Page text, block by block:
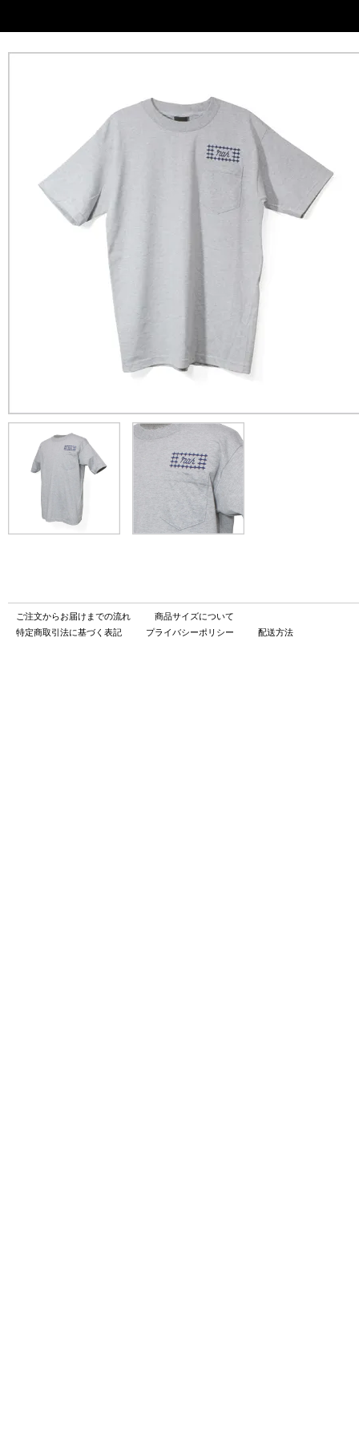
ご注文からお届けまでの流れ
商品サイズについて
特定商取引法に基づく表記
プライバシーポリシー 配送方法